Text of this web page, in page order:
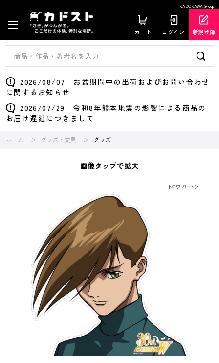
KADOKAWA Group
カート ログイン 新規登録
2026/08/07 お盆期間中の出荷およびお問い合わせ
に関するお知らせ
2026/07/29 令和8年熊本地震の影響による商品の
お届け遅延につきまして
ホーム グッズ・文具 グッズ
画像タップで拡大